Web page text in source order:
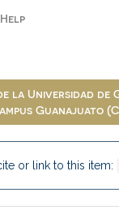
Help
la Universidad de
Guanajuato
or link to this item: